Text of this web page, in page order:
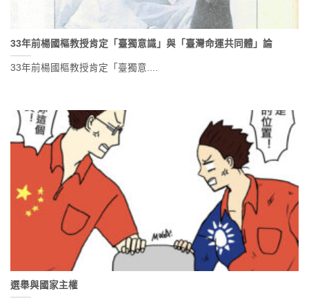
33年前楊國樞教授肯定「臺獨意識」與「臺灣命運共同體」論
33年前楊國樞教授肯定「臺獨意....
選舉與國家主權